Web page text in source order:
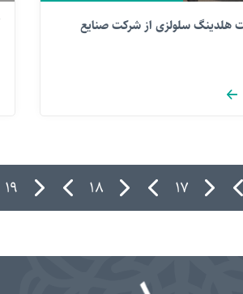
هلدینگ سلولزی از شرکت صنایع
۱۷ ۱۸ ۱۹